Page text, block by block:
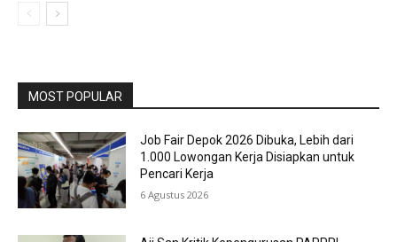
MOST POPULAR
Job Fair Depok 2026 Dibuka, Lebih dari
1.000 Lowongan Kerja Disiapkan untuk
Pencari Kerja
6 Agustus 2026